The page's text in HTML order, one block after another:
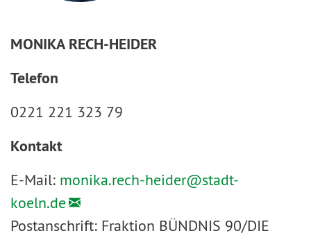
MONIKA RECH-HEIDER
Telefon
0221 221 323 79
Kontakt
E-Mail: monika.rech-heider@stadt-
koeln.de
Postanschrift: Fraktion BÜNDNIS 90/DIE